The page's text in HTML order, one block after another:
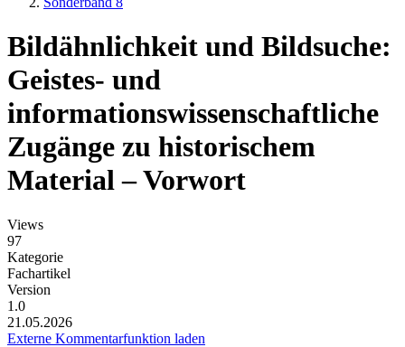
Bildähnlichkeit und Bildsuche:
Geistes- und
informationswissenschaftliche
Zugänge zu historischem
Material – Vorwort
Views
97
Kategorie
Fachartikel
Version
1.0
21.05.2026
Externe Kommentarfunktion laden